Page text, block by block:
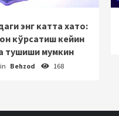
энг катта хато:
кўрсатиш кейин
тушиши мумкин
Behzod 168